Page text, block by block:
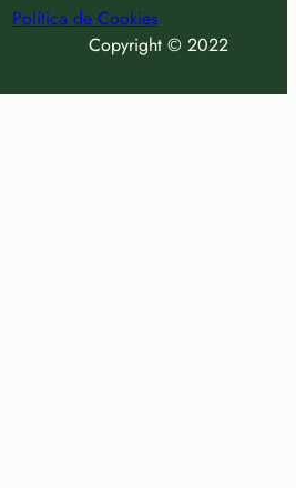
Política de Cookies
Copyright © 2022